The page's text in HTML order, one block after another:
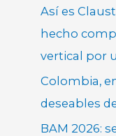
Así es
hecho
vertical por
Colombia,
deseables
BAM 2026: